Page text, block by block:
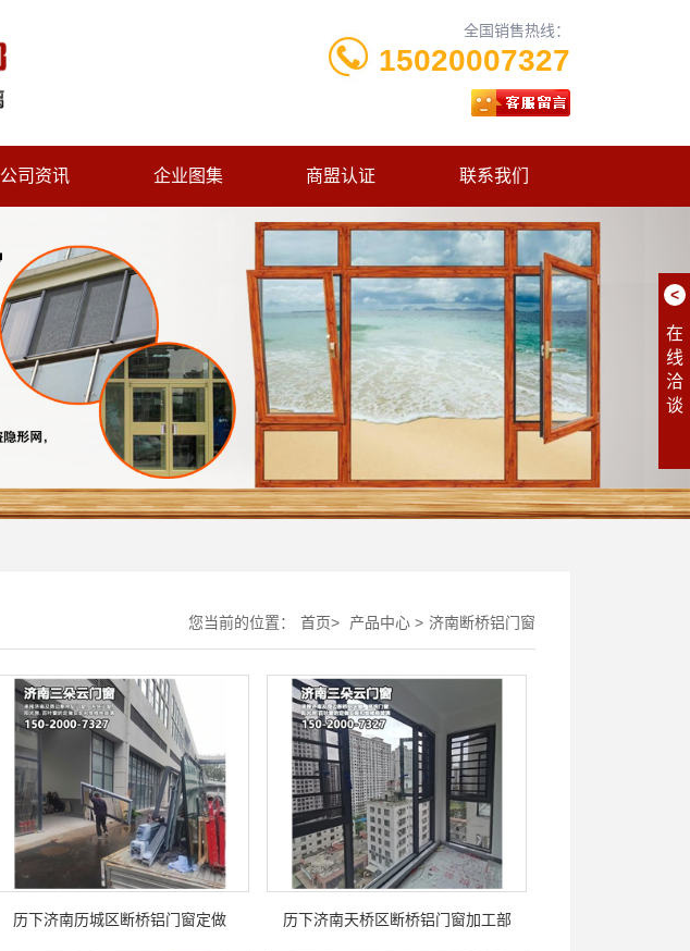
全国销售热线：
15020007327
公司资讯 企业图集 商盟认证 联系我们
您当前的位置： 首页> 产品中心 > 济南断桥铝门窗
历下济南历城区断桥铝门窗定做 历下济南天桥区断桥铝门窗加工部
<
在
线
洽
谈